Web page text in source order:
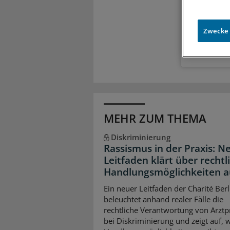
MEHR ZUM THEMA
Diskriminierung
Rassismus in der Praxis:
Leitfaden klärt über
Handlungsmöglichkeiten
Ein neuer Leitfaden der Charité
beleuchtet anhand realer Fälle die
rechtliche Verantwortung von
bei Diskriminierung und zeigt auf,